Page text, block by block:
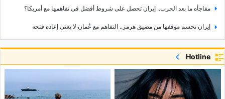
مفاجأه ما بعد الحرب.. إیران تحصل على شروط أفضل فی تفاهمها مع أمریکا؟
إیران تحسم موقفها من مضیق هرمز.. التفاهم مع عُمان لا یعنی إعاده فتحه
کیفیه التمییز بین الذهب الحقیقی والذهب المزیف فی المنزل: أفضل الطرق للتعرّف
على الذهب الأصلی
السعرات الحراریه فی 100 غرام من التوت الأبیض الطازج والمجفف: دلیل شامل
Hotline